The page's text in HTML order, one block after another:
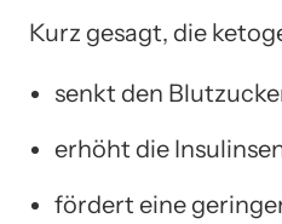
Kurz gesagt, die
senkt den
erhöht die
fördert eine